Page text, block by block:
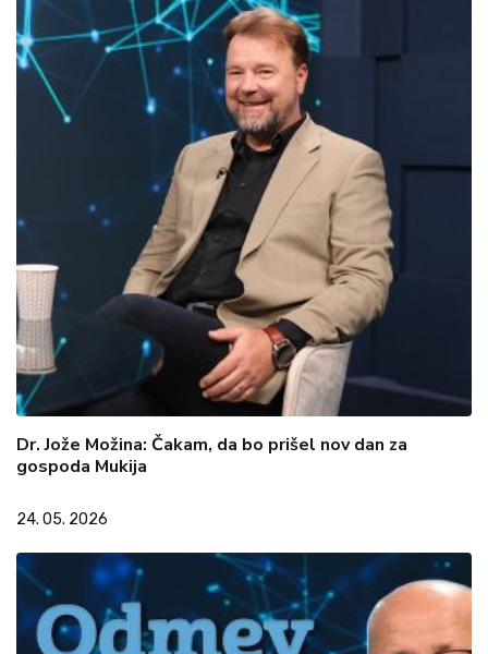
Dr. Jože Možina: Čakam, da bo prišel nov dan za
gospoda Mukija
24. 05. 2026